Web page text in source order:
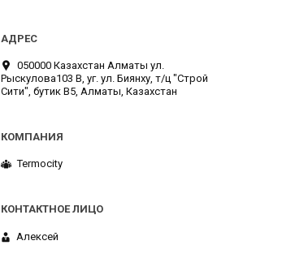
050000 Казахстан Алматы ул.
Рыскулова103 В, уг. ул. Биянху, т/ц "Строй
Сити", бутик В5, Алматы, Казахстан
Termocity
Алексей